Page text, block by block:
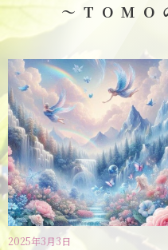
～TOMO
2025年3月3日